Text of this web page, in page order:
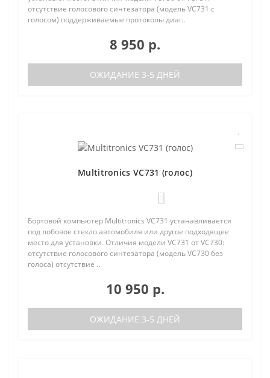
отсутствие голосового синтезатора (модель VC731 с
голосом) поддерживаемые протоколы диаг..
8 950 р.
ОЖИДАНИЕ 3-5 ДНЕЙ
Multitronics VC731 (голос)
Бортовой компьютер Multitronics VC731 устанавливается
под лобовое стекло автомобиля или другое подходящее
место для установки. Отличия модели VC731 от VC730:
отсутствие голосового синтезатора (модель VC730 без
голоса) отсутствие ..
10 950 р.
ОЖИДАНИЕ 3-5 ДНЕЙ